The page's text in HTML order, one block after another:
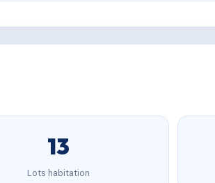
13
Lots habitation